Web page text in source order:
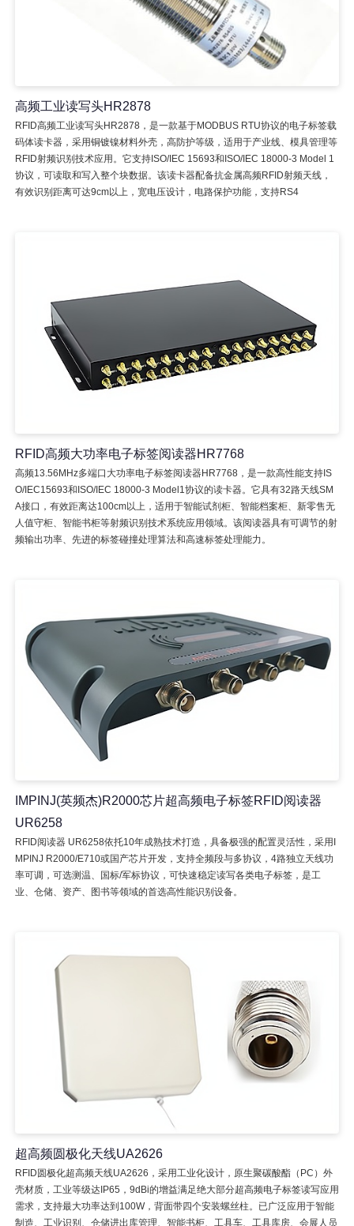
高频工业读写头HR2878
RFID高频工业读写头HR2878，是一款基于MODBUS RTU协议的电子标签载
码体读卡器，采用铜镀镍材料外壳，高防护等级，适用于产业线、模具管理等
RFID射频识别技术应用。它支持ISO/IEC 15693和ISO/IEC 18000-3 Model 1
协议，可读取和写入整个块数据。该读卡器配备抗金属高频RFID射频天线，
有效识别距离可达9cm以上，宽电压设计，电路保护功能，支持RS4
RFID高频大功率电子标签阅读器HR7768
高频13.56MHz多端口大功率电子标签阅读器HR7768，是一款高性能支持IS
O/IEC15693和ISO/IEC 18000-3 Model1协议的读卡器。它具有32路天线SM
A接口，有效距离达100cm以上，适用于智能试剂柜、智能档案柜、新零售无
人值守柜、智能书柜等射频识别技术系统应用领域。该阅读器具有可调节的射
频输出功率、先进的标签碰撞处理算法和高速标签处理能力。
IMPINJ(英频杰)R2000芯片超高频电子标签RFID阅读器
UR6258
RFID阅读器 UR6258依托10年成熟技术打造，具备极强的配置灵活性，采用I
MPINJ R2000/E710或国产芯片开发，支持全频段与多协议，4路独立天线功
率可调，可选测温、国标/军标协议，可快速稳定读写各类电子标签，是工
业、仓储、资产、图书等领域的首选高性能识别设备。
超高频圆极化天线UA2626
RFID圆极化超高频天线UA2626，采用工业化设计，原生聚碳酸酯（PC）外
壳材质，工业等级达IP65，9dBi的增益满足绝大部分超高频电子标签读写应用
需求，支持最大功率达到100W，背面带四个安装螺丝柱。已广泛应用于智能
制造、工业识别、仓储进出库管理、智能书柜、工具车、工具库房、会展人员